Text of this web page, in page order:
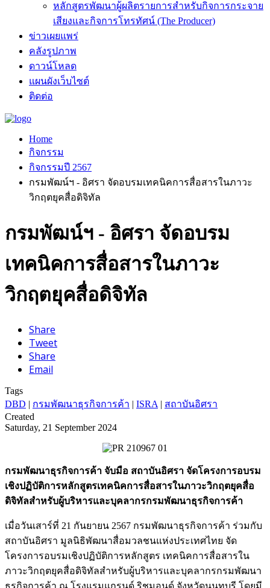
หลักสูตรพัฒนาผู้ผลิตรายการสำหรับกิจการกระจาย
เสียงและกิจการโทรทัศน์ (The Producer)
ข่าวเผยแพร่
คลังรูปภาพ
ดาวน์โหลด
แผนผังเว็บไซต์
ติดต่อ
Home
กิจกรรม
กิจกรรมปี 2567
กรมพัฒน์ฯ - อิศรา จัดอบรมเทคนิคการสื่อสารในภาวะ
วิกฤตยุคสื่อดิจิทัล
กรมพัฒน์ฯ - อิศรา จัดอบรม
เทคนิคการสื่อสารในภาวะ
วิกฤตยุคสื่อดิจิทัล
Share
Tweet
Share
Email
Tags
DBD | กรมพัฒนาธุรกิจการค้า | ISRA | สถาบันอิศรา
Created
Saturday, 21 September 2024
กรมพัฒนาธุรกิจการค้า จับมือ สถาบันอิศรา จัดโครงการอบรม
เชิงปฏิบัติการหลักสูตรเทคนิคการสื่อสารในภาวะวิกฤตยุคสื่อ
ดิจิทัลสำหรับผู้บริหารและบุคลากรกรมพัฒนาธุรกิจการค้า
เมื่อวันเสาร์ที่ 21 กันยายน 2567 กรมพัฒนาธุรกิจการค้า ร่วมกับ
สถาบันอิศรา มูลนิธิพัฒนาสื่อมวลชนแห่งประเทศไทย จัด
โครงการอบรมเชิงปฏิบัติการหลักสูตร เทคนิคการสื่อสารใน
ภาวะวิกฤตยุคสื่อดิจิทัลสำหรับผู้บริหารและบุคลากรกรมพัฒนา
ธุรกิจการค้า ณ โรงแรมแกรนด์ ริชมอนด์ จังหวัดนนทบุรี โดยมี